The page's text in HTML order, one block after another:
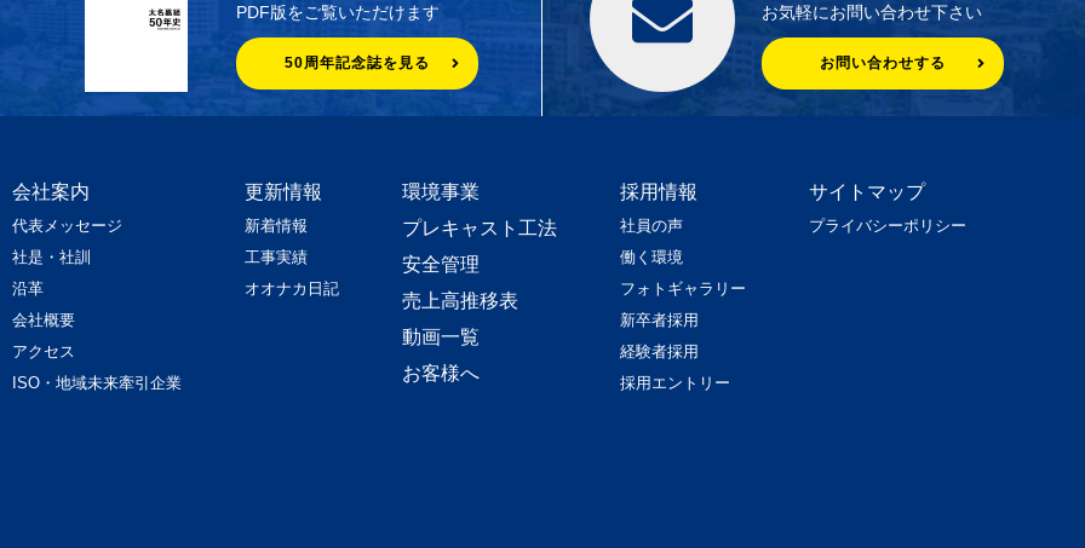
PDF版をご覧いただけます
50周年記念誌を見る
お気軽にお問い合わせ下さい
お問い合わせする
会社案内
代表メッセージ
社是・社訓
沿革
会社概要
アクセス
ISO・地域未来牽引企業
更新情報
新着情報
工事実績
オオナカ日記
環境事業
プレキャスト工法
安全管理
売上高推移表
動画一覧
お客様へ
採用情報
社員の声
働く環境
フォトギャラリー
新卒者採用
経験者採用
採用エントリー
サイトマップ
プライバシーポリシー